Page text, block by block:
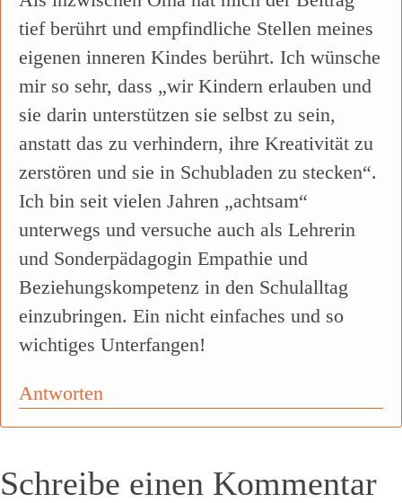
tief berührt und empfindliche Stellen meines
eigenen inneren Kindes berührt. Ich wünsche
mir so sehr, dass „wir Kindern erlauben und
sie darin unterstützen sie selbst zu sein,
anstatt das zu verhindern, ihre Kreativität zu
zerstören und sie in Schubladen zu stecken“.
Ich bin seit vielen Jahren „achtsam“
unterwegs und versuche auch als Lehrerin
und Sonderpädagogin Empathie und
Beziehungskompetenz in den Schulalltag
einzubringen. Ein nicht einfaches und so
wichtiges Unterfangen!
Antworten
Schreibe einen Kommentar